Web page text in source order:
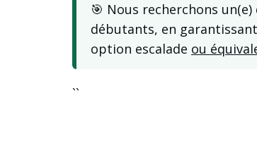
🎯 Nous recherchons
débutants, en
option escalade ou
``